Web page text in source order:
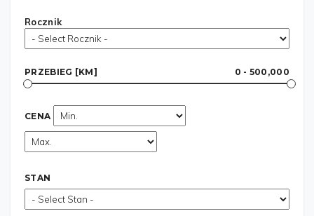
Rocznik
PRZEBIEG [KM] 0 - 500,000
CENA
STAN